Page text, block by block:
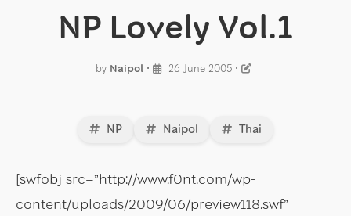
NP Lovely Vol.1
by Naipol • 26 June 2005 •
NP Naipol Thai
[swfobj src=”http://www.f0nt.com/wp-
content/uploads/2009/06/preview118.swf”